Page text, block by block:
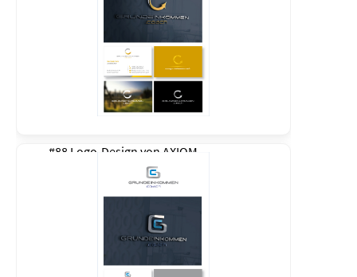
#88 Logo-Design von AXIOM